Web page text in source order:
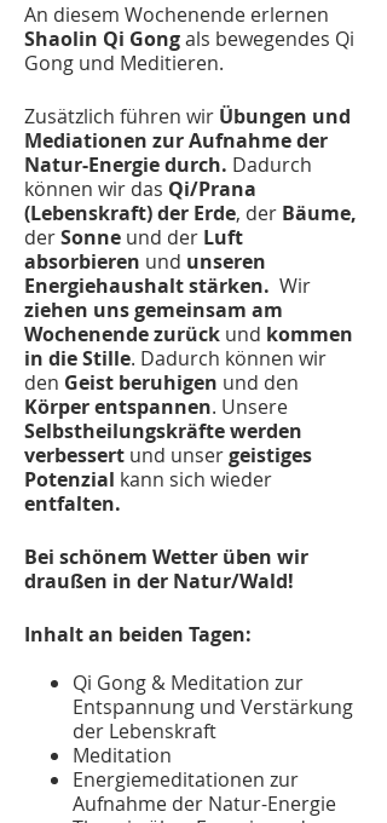
An diesem Wochenende erlernen
Shaolin Qi Gongals bewegendes Qi
Gong und Meditieren.
Zusätzlich führen wir Übungen und
Mediationen zur Aufnahme der
Natur-Energie durch. Dadurch
können wir das Qi/Prana
(Lebenskraft) der Erde, der Bäume,
derSonne und der Luft
absorbieren und unseren
Energiehaushalt stärken. Wir
ziehen uns gemeinsam am
Wochenende zurück und kommen
in die Stille. Dadurch können wir
den Geist beruhigen und den
Körper entspannen. Unsere
Selbstheilungskräfte werden
verbessert und unsergeistiges
Potenzial kann sich wieder
entfalten.
Bei schönem Wetter üben wir
draußen in der Natur/Wald!
Inhalt an beiden Tagen:
Qi Gong & Meditation zur
Entspannung und Verstärkung
der Lebenskraft
Meditation
Energiemeditationen zur
Aufnahme der Natur-Energie